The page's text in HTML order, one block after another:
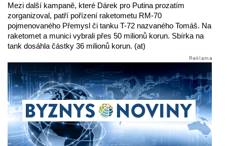
Mezi další kampaně, které Dárek pro Putina prozatím
zorganizoval, patří pořízení raketometu RM-70
pojmenovaného Přemysl či tanku T-72 nazvaného Tomáš. Na
raketomet a munici vybrali přes 50 milionů korun. Sbírka na
tank dosáhla částky 36 milionů korun. (at)